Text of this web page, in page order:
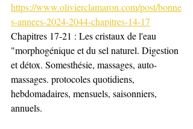
https://www.olivierclamaron.com/post/bonne
s-annees-2024-2044-chapitres-14-17
Chapitres 17-21 : Les cristaux de l'eau
"morphogénique et du sel naturel. Digestion
et détox. Somesthésie, massages, auto-
massages. protocoles quotidiens,
hebdomadaires, mensuels, saisonniers,
annuels.